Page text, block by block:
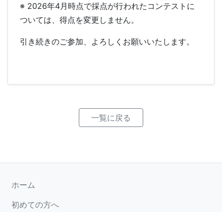
※ 2026年4月時点で採点が行われたコンテストに
ついては、得点を変更しません。
引き続きのご参加、よろしくお願いいたします。
一覧に戻る
ホーム
初めての方へ